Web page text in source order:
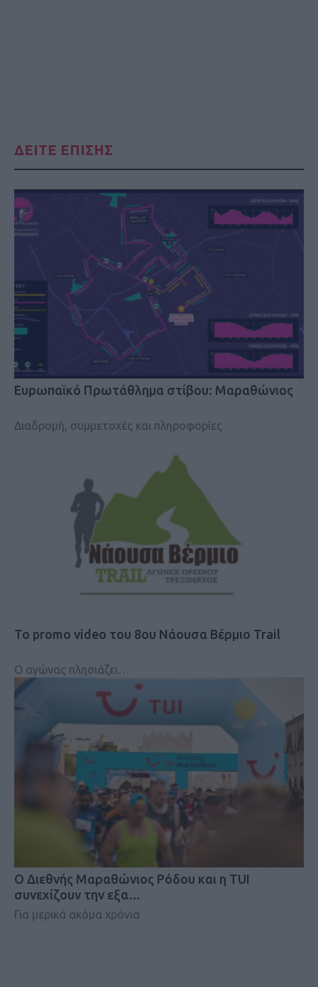
ΔΕΙΤΕ ΕΠΙΣΗΣ
Eυρωπαϊκό Πρωτάθλημα στίβου: Μαραθώνιος
Διαδρομή, συμμετοχές και πληροφορίες
Το promo video του 8ου Νάουσα Βέρμιο Trail
Ο αγώνας πλησιάζει…
Ο Διεθνής Μαραθώνιος Ρόδου και η TUI
συνεχίζουν την εξα…
Για μερικά ακόμα χρόνια